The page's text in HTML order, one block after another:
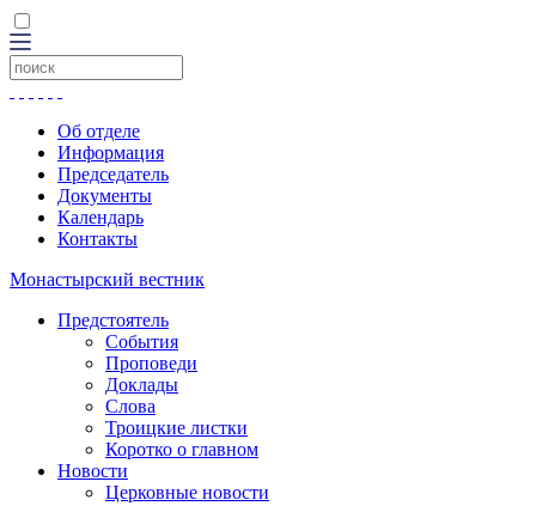
Об отделе
Информация
Председатель
Документы
Календарь
Контакты
Монастырский вестник
Предстоятель
События
Проповеди
Доклады
Слова
Троицкие листки
Коротко о главном
Новости
Церковные новости